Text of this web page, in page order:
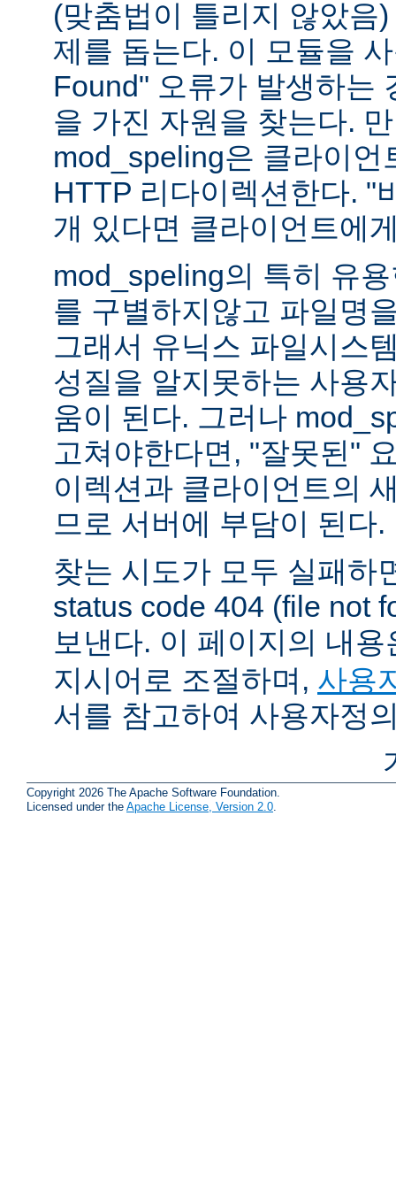
(맞춤법이 틀리지 않았음
제를 돕는다. 이 모듈을
Found" 오류가 발생하는
을 가진 자원을 찾는다.
mod_speling은 클라이언
HTTP 리다이렉션한다. "
개 있다면 클라이언트에
mod_speling의 특히 유
를 구별하지않고 파일명
그래서 유닉스 파일시스
성질을 알지못하는 사용
움이 된다. 그러나
고쳐야한다면, "잘못된"
이렉션과 클라이언트의
므로 서버에 부담이 된다.
찾는 시도가 모두 실패하
status code 404 (file not
보낸다. 이 페이지의 내
지시어로 조절하며, 사용
서를 참고하여 사용자정
Copyright 2026 The Apache Software Foundation.
Licensed under the Apache License, Version 2.0